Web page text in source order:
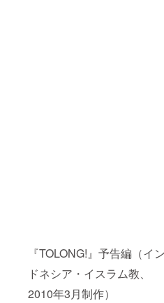
『TOLONG!』予告編（イン
ドネシア・イスラム教、
2010年3月制作）